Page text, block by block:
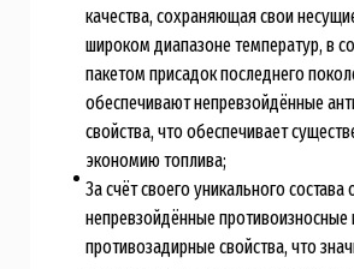
качества, сохраняющая свои
широком диапазоне температур, в
пакетом присадок последнего
обеспечивают непревзойдённые
свойства, что обеспечивает
экономию топлива;
За счёт своего уникального состава
непревзойдённые противоизносные
противозадирные свойства, что